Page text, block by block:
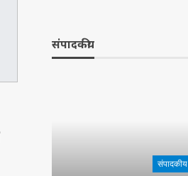
संपादकीय
संपादकीय